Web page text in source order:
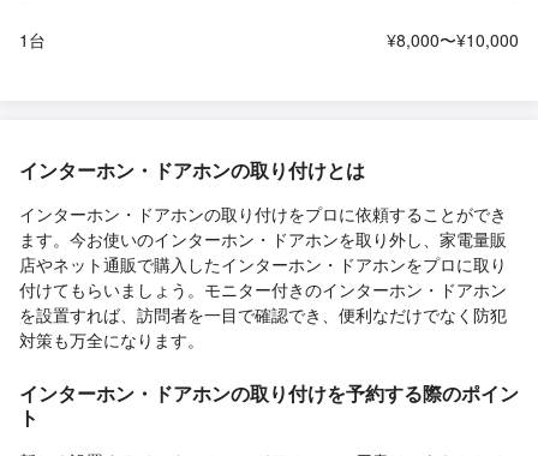
1台 ¥8,000〜¥10,000
インターホン・ドアホンの取り付けとは
インターホン・ドアホンの取り付けをプロに依頼することができ
ます。今お使いのインターホン・ドアホンを取り外し、家電量販
店やネット通販で購入したインターホン・ドアホンをプロに取り
付けてもらいましょう。モニター付きのインターホン・ドアホン
を設置すれば、訪問者を一目で確認でき、便利なだけでなく防犯
対策も万全になります。
インターホン・ドアホンの取り付けを予約する際のポイン
ト